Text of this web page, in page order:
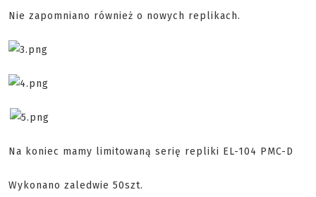
Nie zapomniano również o nowych replikach.
Na koniec mamy limitowaną serię repliki EL-104 PMC-D
Wykonano zaledwie 50szt.